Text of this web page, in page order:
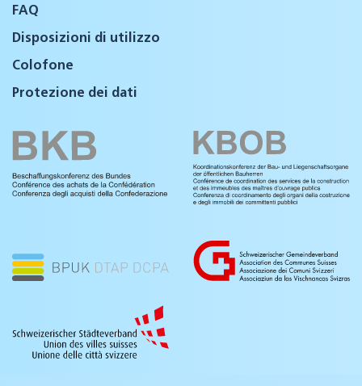
FAQ
Disposizioni di utilizzo
Colofone
Protezione dei dati